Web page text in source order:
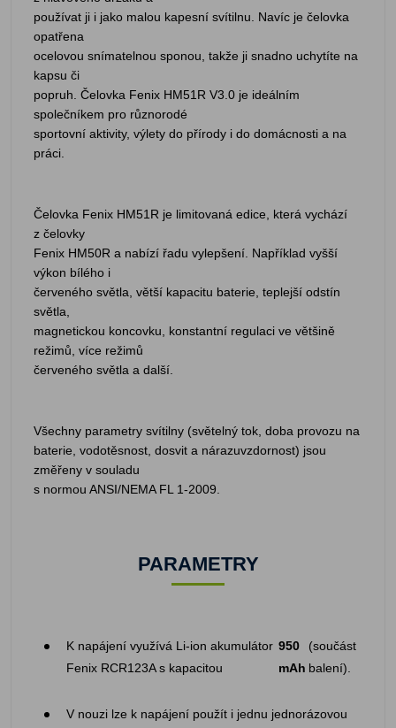
používat ji i jako malou kapesní svítilnu. Navíc je čelovka
opatřena
ocelovou snímatelnou sponou, takže ji snadno uchytíte na
kapsu či
popruh. Čelovka Fenix HM51R V3.0 je ideálním
společníkem pro různorodé
sportovní aktivity, výlety do přírody i do domácnosti a na
práci.
Čelovka Fenix HM51R je limitovaná edice, která vychází
z čelovky
Fenix HM50R a nabízí řadu vylepšení. Například vyšší
výkon bílého i
červeného světla, větší kapacitu baterie, teplejší odstín
světla,
magnetickou koncovku, konstantní regulaci ve většině
režimů, více režimů
červeného světla a další.
Všechny parametry svítilny (světelný tok, doba provozu na
baterie, vodotěsnost, dosvit a nárazuvzdornost) jsou
změřeny v souladu
s normou ANSI/NEMA FL 1-2009.
PARAMETRY
K napájení využívá Li-ion akumulátor
Fenix RCR123A s kapacitou
950
mAh
(součást
balení).
V nouzi lze k napájení použít i jednu jednorázovou